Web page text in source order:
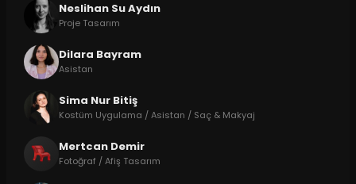
Neslihan Su Aydın
Proje Tasarım
Dilara Bayram
Asistan
Sima Nur Bitiş
Kostüm Uygulama / Asistan / Saç & Makyaj
Mertcan Demir
Fotoğraf / Afiş Tasarım